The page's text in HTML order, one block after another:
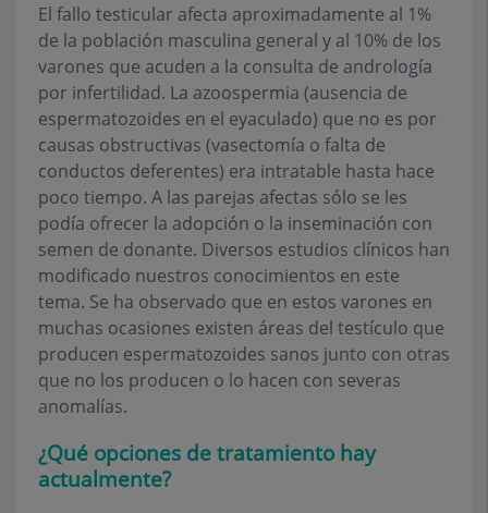
El fallo testicular afecta aproximadamente al 1%
de la población masculina general y al 10% de los
varones que acuden a la consulta de andrología
por infertilidad. La azoospermia (ausencia de
espermatozoides en el eyaculado) que no es por
causas obstructivas (vasectomía o falta de
conductos deferentes) era intratable hasta hace
poco tiempo. A las parejas afectas sólo se les
podía ofrecer la adopción o la inseminación con
semen de donante. Diversos estudios clínicos han
modificado nuestros conocimientos en este
tema. Se ha observado que en estos varones en
muchas ocasiones existen áreas del testículo que
producen espermatozoides sanos junto con otras
que no los producen o lo hacen con severas
anomalías.
¿Qué opciones de tratamiento hay
actualmente?